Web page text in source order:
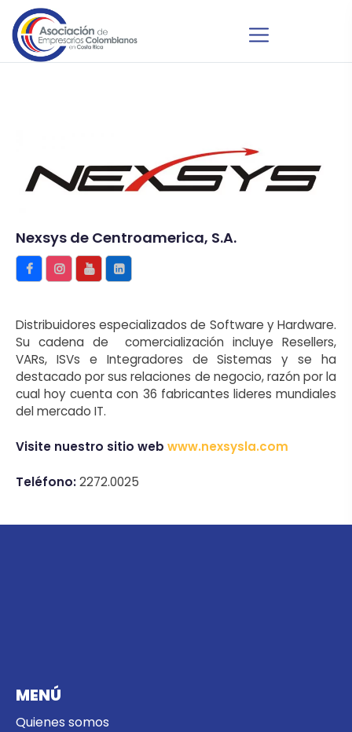
Nexsys de Centroamerica, S.A.
Distribuidores especializados de Software y Hardware.
Su cadena de comercialización incluye Resellers,
VARs, ISVs e Integradores de Sistemas y se ha
destacado por sus relaciones de negocio, razón por la
cual hoy cuenta con 36 fabricantes lideres mundiales
del mercado IT.
Visite nuestro sitio web www.nexsysla.com
Teléfono:2272.0025
MENÚ
Quienes somos